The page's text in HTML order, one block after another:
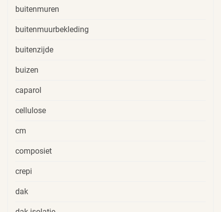
buitenmuren
buitenmuurbekleding
buitenzijde
buizen
caparol
cellulose
cm
composiet
crepi
dak